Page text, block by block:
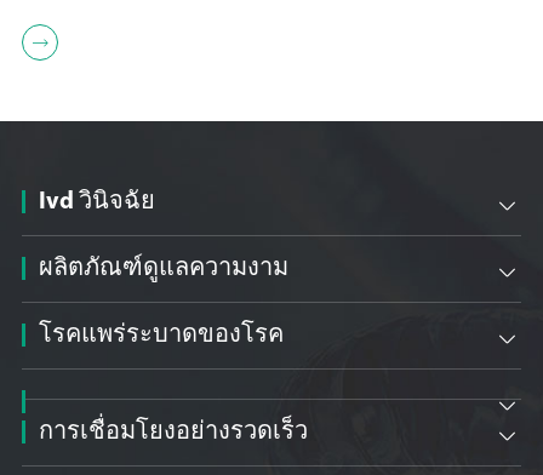

Ivd วินิจฉัย 
ผลิตภัณฑ์ดูแลความงาม 
โรคแพร่ระบาดของโรค 

การเชื่อมโยงอย่างรวดเร็ว 